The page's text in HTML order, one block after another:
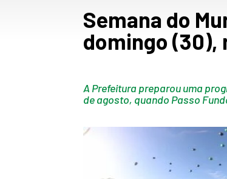
Semana do
domingo (30),
A Prefeitura preparou uma
de agosto, quando Passo